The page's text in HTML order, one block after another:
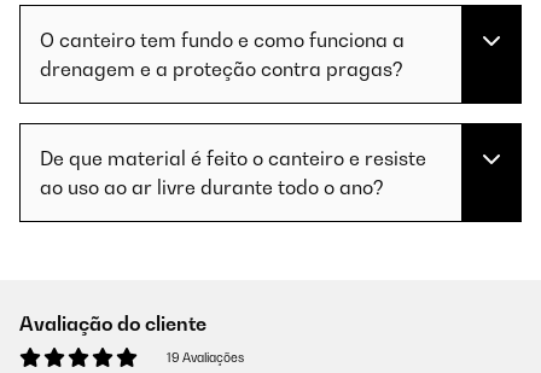
O canteiro tem fundo e como funciona a
drenagem e a proteção contra pragas?
De que material é feito o canteiro e resiste
ao uso ao ar livre durante todo o ano?
Avaliação do cliente
19 Avaliações